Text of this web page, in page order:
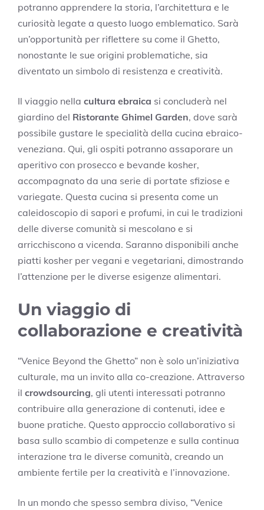
potranno apprendere la storia, l’architettura e le
curiosità legate a questo luogo emblematico. Sarà
un’opportunità per riflettere su come il Ghetto,
nonostante le sue origini problematiche, sia
diventato un simbolo di resistenza e creatività.
Il viaggio nella cultura ebraica si concluderà nel
giardino del Ristorante Ghimel Garden, dove sarà
possibile gustare le specialità della cucina ebraico-
veneziana. Qui, gli ospiti potranno assaporare un
aperitivo con prosecco e bevande kosher,
accompagnato da una serie di portate sfiziose e
variegate. Questa cucina si presenta come un
caleidoscopio di sapori e profumi, in cui le tradizioni
delle diverse comunità si mescolano e si
arricchiscono a vicenda. Saranno disponibili anche
piatti kosher per vegani e vegetariani, dimostrando
l’attenzione per le diverse esigenze alimentari.
Un viaggio di
collaborazione e creatività
“Venice Beyond the Ghetto” non è solo un’iniziativa
culturale, ma un invito alla co-creazione. Attraverso
il crowdsourcing, gli utenti interessati potranno
contribuire alla generazione di contenuti, idee e
buone pratiche. Questo approccio collaborativo si
basa sullo scambio di competenze e sulla continua
interazione tra le diverse comunità, creando un
ambiente fertile per la creatività e l’innovazione.
In un mondo che spesso sembra diviso, “Venice